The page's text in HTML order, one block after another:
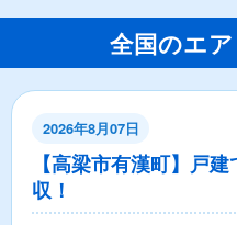
全国のエ
2026年8月07日
【高梁市有漢町】戸
収！